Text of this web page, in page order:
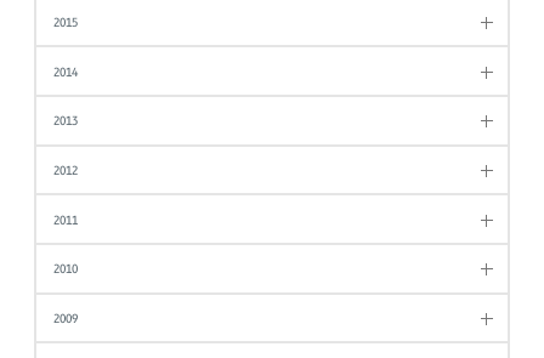
2015
2014
2013
2012
2011
2010
2009